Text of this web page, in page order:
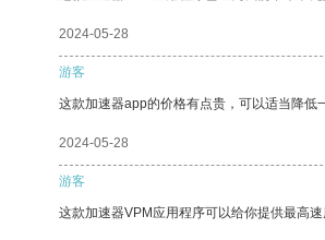
2024-05-28
游客
这款加速器app的价格有点贵，可以适当降低
2024-05-28
游客
这款加速器VPM应用程序可以给你提供最高